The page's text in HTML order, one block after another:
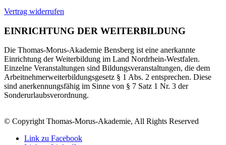
Vertrag widerrufen
EINRICHTUNG DER WEITERBILDUNG
Die Thomas-Morus-Akademie Bensberg ist eine anerkannte
Einrichtung der Weiterbildung im Land Nordrhein-Westfalen.
Einzelne Veranstaltungen sind Bildungsveranstaltungen, die dem
Arbeitnehmerweiterbildungsgesetz § 1 Abs. 2 entsprechen. Diese
sind anerkennungsfähig im Sinne von § 7 Satz 1 Nr. 3 der
Sonderurlaubsverordnung.
© Copyright Thomas-Morus-Akademie, All Rights Reserved
Link zu Facebook